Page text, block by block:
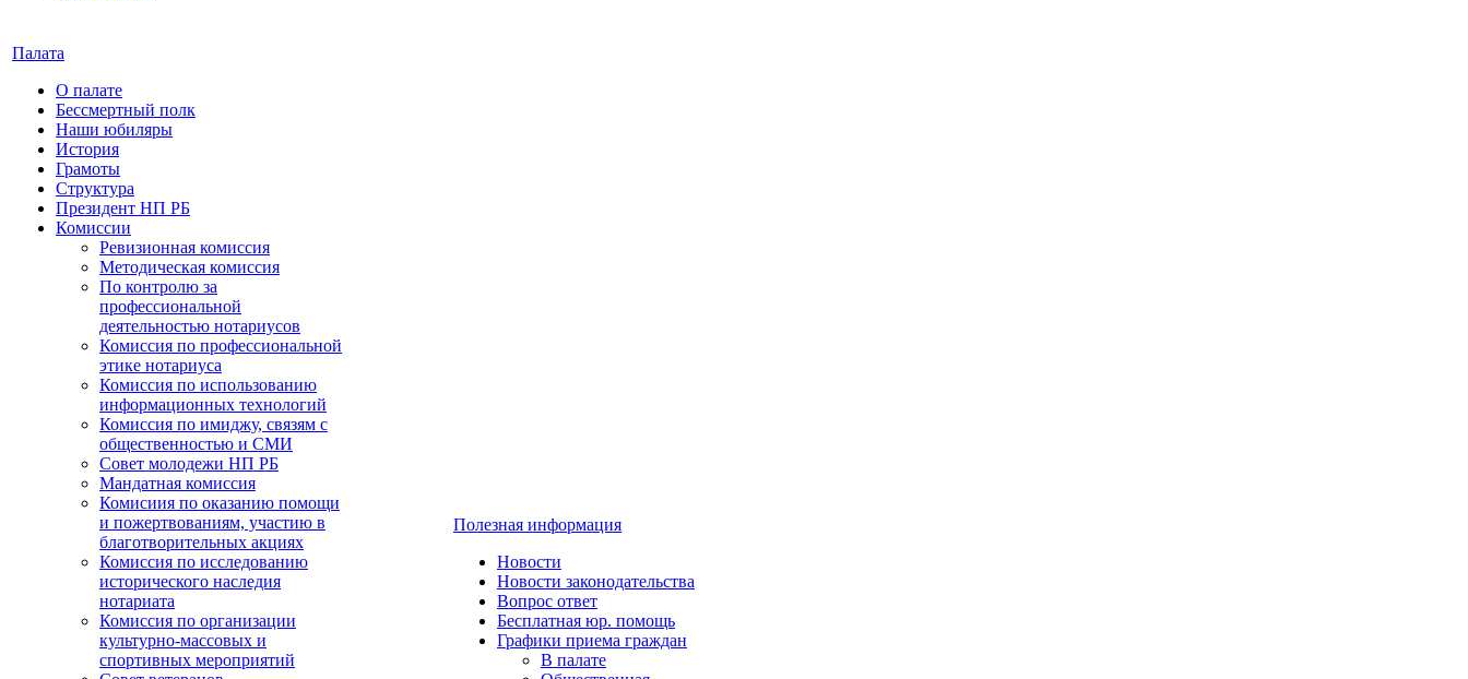
Палата
О палате
Бессмертный полк
Наши юбиляры
История
Грамоты
Структура
Президент НП РБ
Комиссии
Ревизионная комиссия
Методическая комиссия
По контролю за
профессиональной
деятельностью нотариусов
Комиссия по профессиональной
этике нотариуса
Комиссия по использованию
информационных технологий
Комиссия по имиджу, связям с
общественностью и СМИ
Совет молодежи НП РБ
Мандатная комиссия
Комисиия по оказанию помощи
и пожертвованиям, участию в
благотворительных акциях
Комиссия по исследованию
исторического наследия
нотариата
Комиссия по организации
культурно-массовых и
спортивных мероприятий
Полезная информация
Новости
Новости законодательства
Вопрос ответ
Бесплатная юр. помощь
Графики приема граждан
В палате